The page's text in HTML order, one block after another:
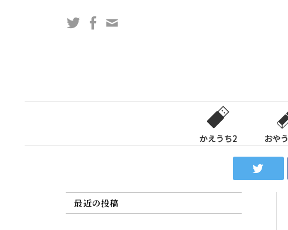
ス
TwitterFacebook
かえうち2 おや
最近の投稿